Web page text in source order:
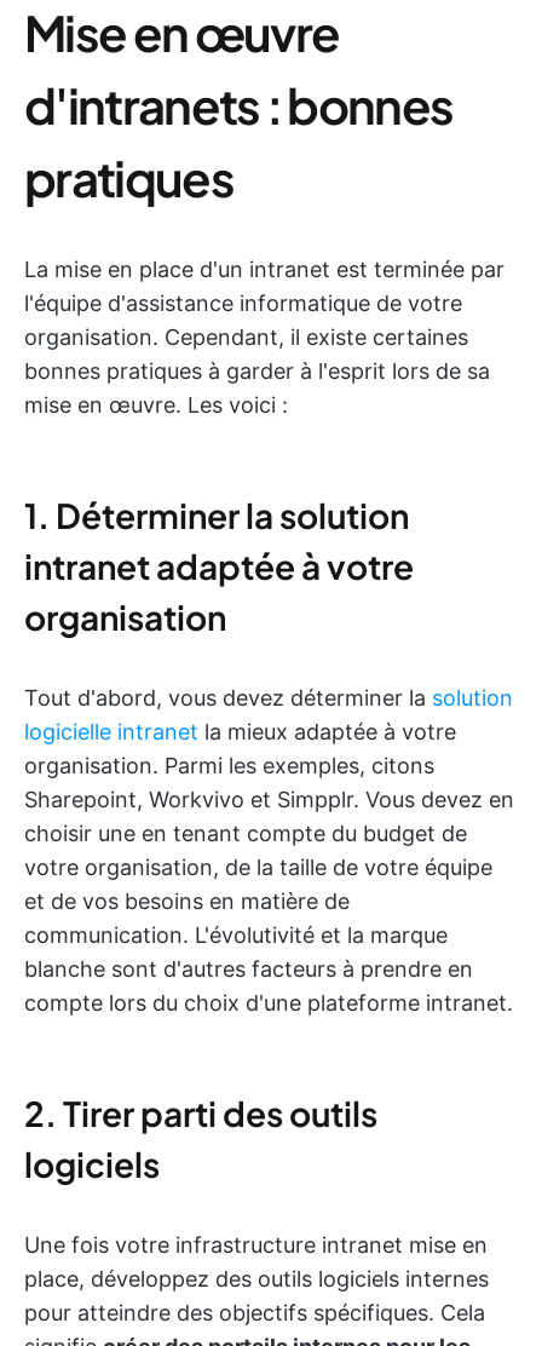
Mise en œuvre
d'intranets : bonnes
pratiques
La mise en place d'un intranet est terminée par
l'équipe d'assistance informatique de votre
organisation. Cependant, il existe certaines
bonnes pratiques à garder à l'esprit lors de sa
mise en œuvre. Les voici :
1. Déterminer la solution
intranet adaptée à votre
organisation
Tout d'abord, vous devez déterminer la solution
logicielle intranet la mieux adaptée à votre
organisation. Parmi les exemples, citons
Sharepoint, Workvivo et Simpplr. Vous devez en
choisir une en tenant compte du budget de
votre organisation, de la taille de votre équipe
et de vos besoins en matière de
communication. L'évolutivité et la marque
blanche sont d'autres facteurs à prendre en
compte lors du choix d'une plateforme intranet.
2. Tirer parti des outils
logiciels
Une fois votre infrastructure intranet mise en
place, développez des outils logiciels internes
pour atteindre des objectifs spécifiques. Cela